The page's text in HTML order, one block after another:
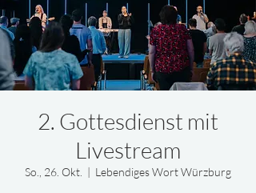
2. Gottesdienst mit
Livestream
So., 26. Okt.
  |
Lebendiges Wort Würzburg